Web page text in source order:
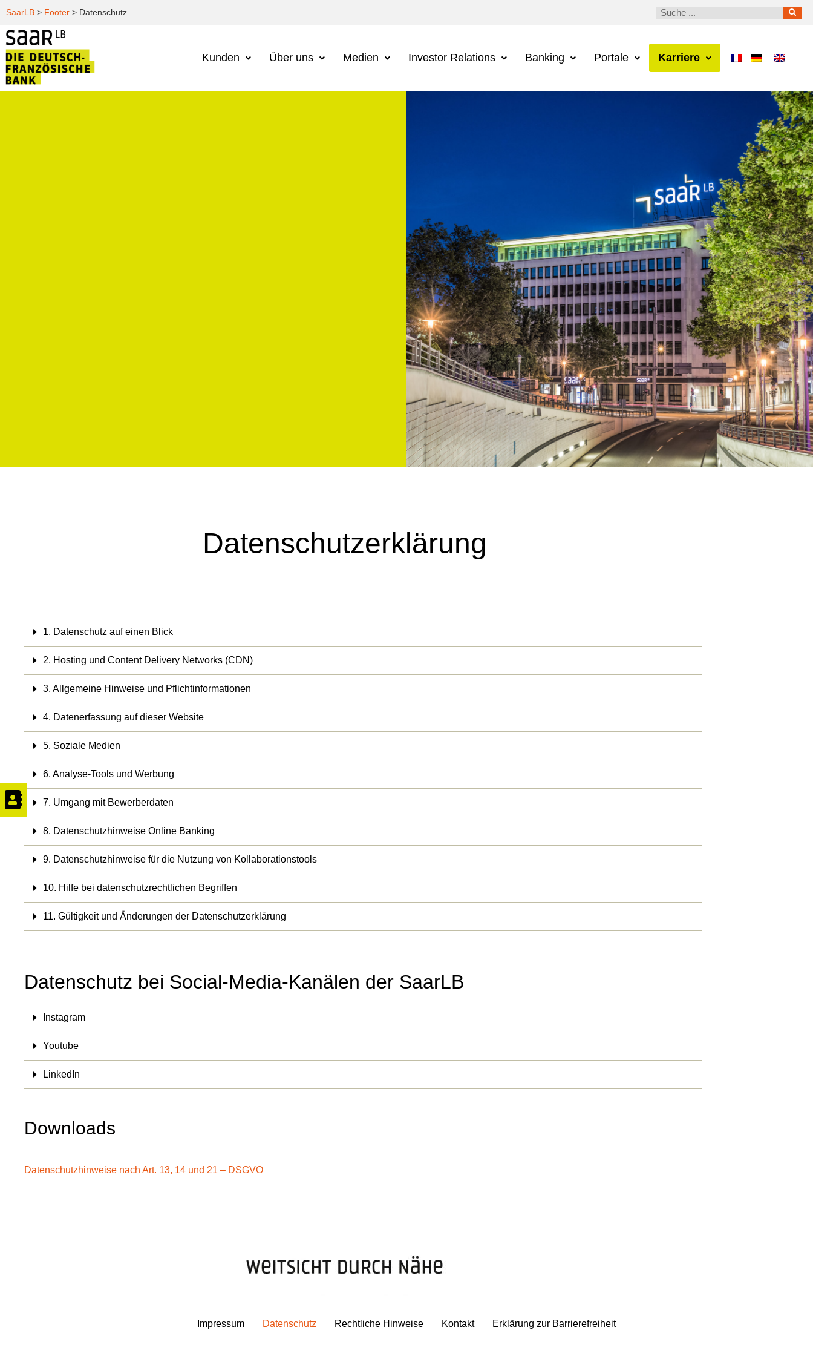
SaarLB > Footer > Datenschutz
Kunden Über uns Medien Investor Relations Banking Portale Karriere
Datenschutzerklärung
1. Datenschutz auf einen Blick
2. Hosting und Content Delivery Networks (CDN)
3. Allgemeine Hinweise und Pflicht­informationen
4. Datenerfassung auf dieser Website
5. Soziale Medien
6. Analyse-Tools und Werbung
7. Umgang mit Bewerberdaten
8. Datenschutzhinweise Online Banking
9. Datenschutzhinweise für die Nutzung von Kollaborationstools
10. Hilfe bei datenschutzrechtlichen Begriffen
11. Gültigkeit und Änderungen der Datenschutzerklärung
Datenschutz bei Social-Media-Kanälen der SaarLB
Instagram
Youtube
LinkedIn
Downloads
Datenschutzhinweise nach Art. 13, 14 und 21 – DSGVO
Impressum Datenschutz Rechtliche Hinweise Kontakt Erklärung zur Barrierefreiheit